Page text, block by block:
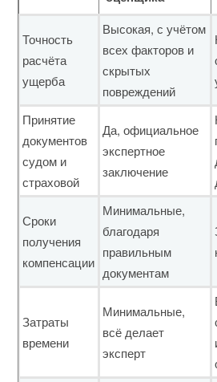
Точность
расчёта
ущерба
Высокая, с учётом
всех факторов и
скрытых
повреждений
Принятие
документов
судом и
страховой
Да, официальное
экспертное
заключение
Сроки
получения
компенсации
Минимальные,
благодаря
правильным
документам
Затраты
времени
Минимальные,
всё делает
эксперт